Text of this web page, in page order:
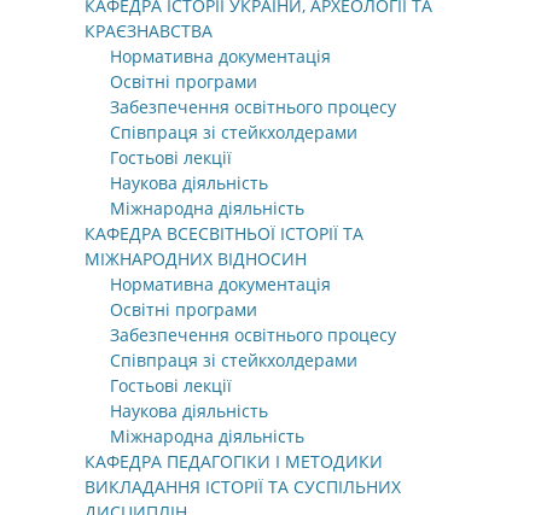
КАФЕДРА ІСТОРІЇ УКРАЇНИ, АРХЕОЛОГІЇ ТА
КРАЄЗНАВСТВА
Нормативна документація
Освітні програми
Забезпечення освітнього процесу
Співпраця зі стейкхолдерами
Гостьові лекції
Наукова діяльність
Міжнародна діяльність
КАФЕДРА ВСЕСВІТНЬОЇ ІСТОРІЇ ТА
МІЖНАРОДНИХ ВІДНОСИН
Нормативна документація
Освітні програми
Забезпечення освітнього процесу
Співпраця зі стейкхолдерами
Гостьові лекції
Наукова діяльність
Міжнародна діяльність
КАФЕДРА ПЕДАГОГІКИ І МЕТОДИКИ
ВИКЛАДАННЯ ІСТОРІЇ ТА СУСПІЛЬНИХ